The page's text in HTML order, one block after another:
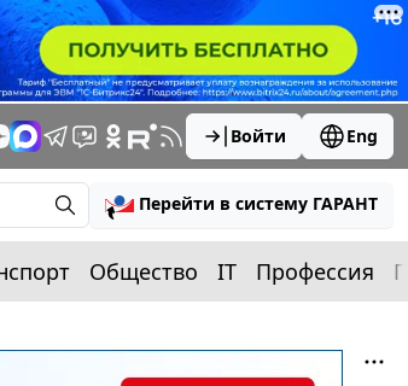
Войти Eng
Перейти в систему ГАРАНТ
Общество IT Профессия